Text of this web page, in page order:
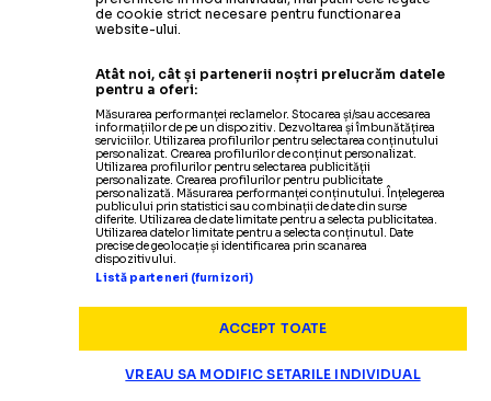
de cookie strict necesare pentru functionarea
website-ului.
Atât noi, cât și partenerii noștri prelucrăm datele
pentru a oferi:
Măsurarea performanței reclamelor. Stocarea și/sau accesarea
informațiilor de pe un dispozitiv. Dezvoltarea și îmbunătățirea
serviciilor. Utilizarea profilurilor pentru selectarea conținutului
personalizat. Crearea profilurilor de conținut personalizat.
Utilizarea profilurilor pentru selectarea publicității
personalizate. Crearea profilurilor pentru publicitate
personalizată. Măsurarea performanței conținutului. Înțelegerea
publicului prin statistici sau combinații de date din surse
diferite. Utilizarea de date limitate pentru a selecta publicitatea.
Utilizarea datelor limitate pentru a selecta conținutul. Date
precise de geolocație și identificarea prin scanarea
dispozitivului.
Listă parteneri (furnizori)
ACCEPT TOATE
VREAU SA MODIFIC SETARILE INDIVIDUAL